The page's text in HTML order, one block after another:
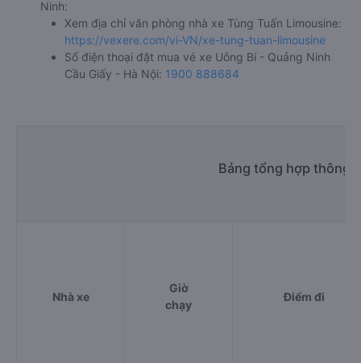
Ninh:
Xem địa chỉ văn phòng nhà xe Tùng Tuấn Limousine:
https://vexere.com/vi-VN/xe-tung-tuan-limousine
Số điện thoại đặt mua vé xe Uông Bí - Quảng Ninh
Cầu Giấy - Hà Nội: 1900 888684
Bảng tổng hợp thông
Nhà xe
Giờ
chạy
Điểm đi